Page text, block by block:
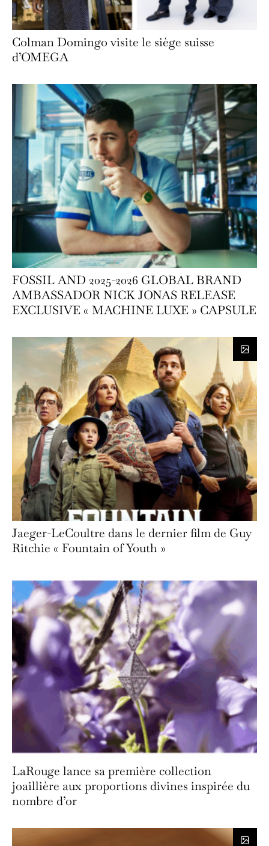
Colman Domingo visite le siège suisse
d’OMEGA
FOSSIL AND 2025-2026 GLOBAL BRAND
AMBASSADOR NICK JONAS RELEASE
EXCLUSIVE « MACHINE LUXE » CAPSULE
Jaeger-LeCoultre dans le dernier film de Guy
Ritchie « Fountain of Youth »
LaRouge lance sa première collection
joaillière aux proportions divines inspirée du
nombre d’or